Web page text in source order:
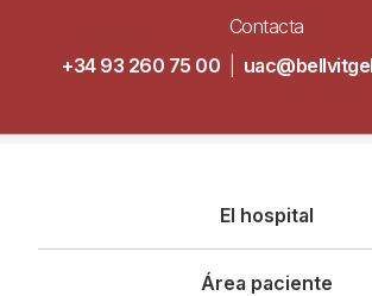
Contacta
+34 93 260 75 00
principal
El hospital
Área paciente